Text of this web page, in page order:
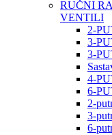
RUČNI
VENTILI
2-
3-
3-
4-
6-
2-
3-
6-